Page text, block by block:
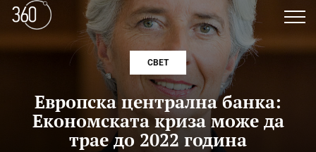
СВЕТ
Европска централна банка:
Економската криза може да
трае до 2022 година